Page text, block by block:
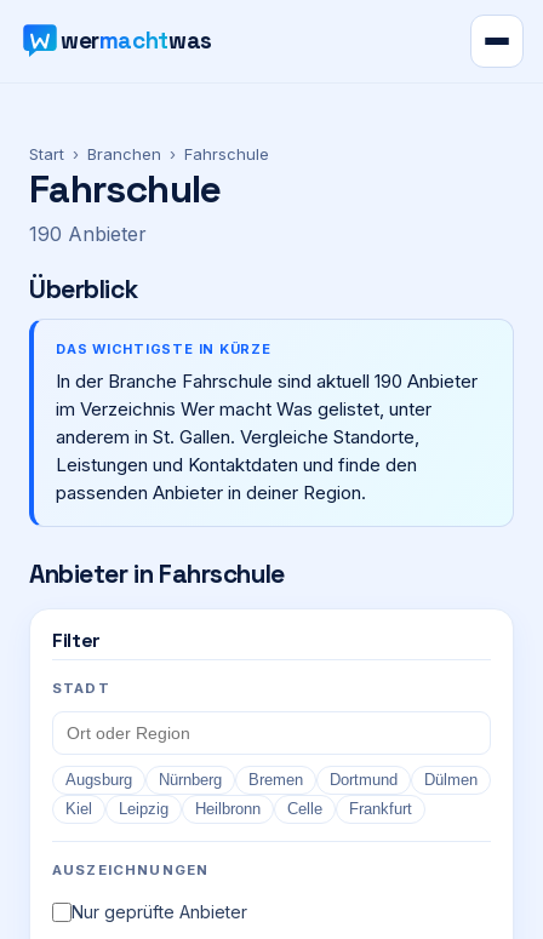
wermachtwas
Karte
Ratgeber
Werbung
Preise
Für Firmen
Start › Branchen › Fahrschule
Fahrschule
190 Anbieter
Überblick
DAS WICHTIGSTE IN KÜRZE
In der Branche Fahrschule sind aktuell 190 Anbieter
im Verzeichnis Wer macht Was gelistet, unter
anderem in St. Gallen. Vergleiche Standorte,
Leistungen und Kontaktdaten und finde den
passenden Anbieter in deiner Region.
Anbieter in Fahrschule
Filter
STADT
Augsburg Nürnberg Bremen Dortmund
Dülmen
Kiel
Leipzig Heilbronn Celle Frankfurt
AUSZEICHNUNGEN
Nur geprüfte Anbieter